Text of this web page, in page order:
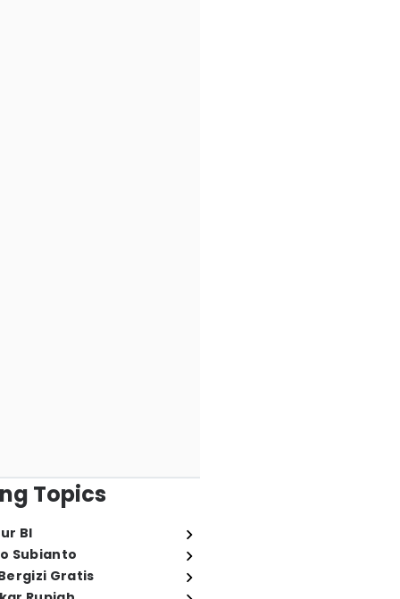
Topics
BI
Subianto
Gratis